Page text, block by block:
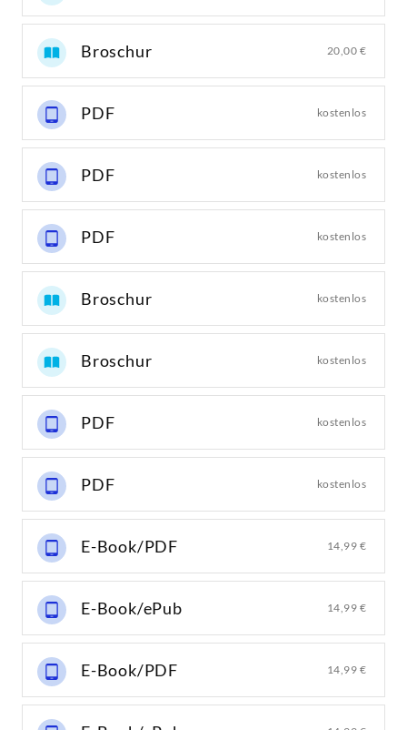
Broschur 20,00 €
PDF kostenlos
PDF kostenlos
PDF kostenlos
Broschur kostenlos
Broschur kostenlos
PDF kostenlos
PDF kostenlos
E-Book/PDF 14,99 €
E-Book/ePub 14,99 €
E-Book/PDF 14,99 €